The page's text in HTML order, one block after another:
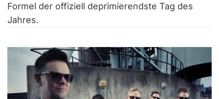
Formel der offiziell deprimierendste Tag des
Jahres.